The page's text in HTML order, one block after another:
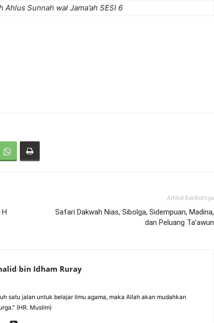
Ahlus Sunnah wal Jama’ah SESI 6
Artikel Berikutnya
Safari Dakwah Nias, Sibolga, Sidempuan, Madina,
dan Peluang Ta’awun
bin Idham Ruray
satu jalan untuk belajar ilmu agama, maka Allah akan mudahkan
(HR. Muslim)